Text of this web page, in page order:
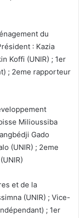
du
: Kazia
Koffi (UNIR) ; 1er
; 2eme rapporteur
Milioussiba
Gado
(UNIR) ; 2eme
et de la
(UNIR) ; Vice-
; 1er